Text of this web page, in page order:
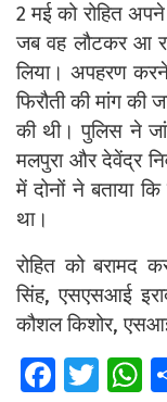
2 मई को रोहित
जब वह लौटकर आ
लिया। अपहरण
फिरौती की मांग की
की थी। पुलिस ने
मलपुरा और देवेंद्र
में दोनों ने बताया
था।
रोहित को बरामद
सिंह, एसएसआई
कौशल किशोर,
Fa T